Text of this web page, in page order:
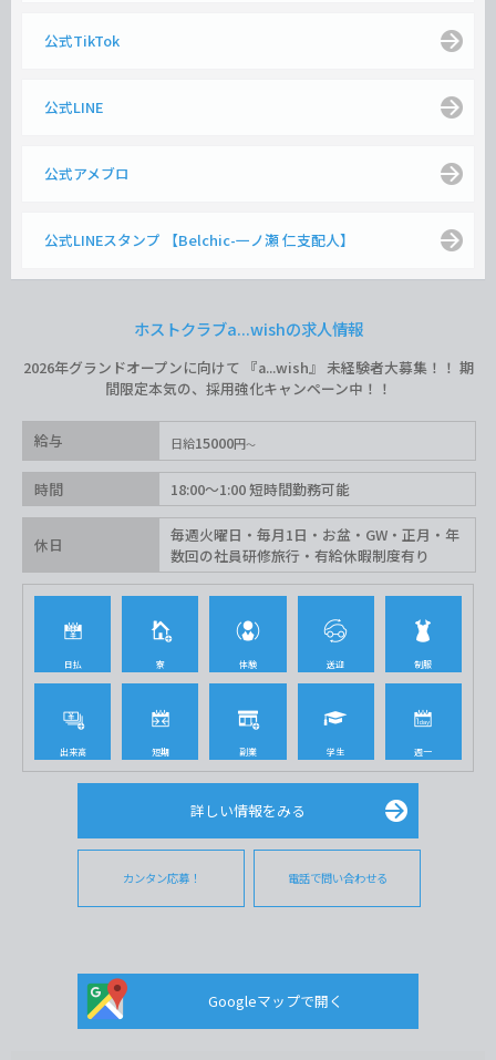
公式TikTok
公式LINE
公式アメブロ
公式LINEスタンプ 【Belchic-一ノ瀬 仁支配人】
ホストクラブa...wishの求人情報
2026年グランドオープンに向けて 『a...wish』 未経験者大募集！！ 期
間限定本気の、採用強化キャンペーン中！！
給与 日給15000円
時間 18:00〜1:00 短時間勤務可能
休日
毎週火曜日・毎月1日・お盆・GW・正月・年
数回の社員研修旅行・有給休暇制度有り
日払 寮 体験 送迎 制服
出来高 短期 副業 学生 週一
詳しい情報をみる
カンタン応募！ 電話で問い合わせる
Googleマップで開く